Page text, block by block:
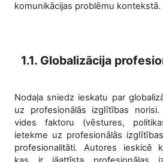
komunikācijas problēmu kontekstā.
1.1. Globalizācija
Nodaļa sniedz ieskatu par
uz profesionālās izglītības norisi.
vides faktoru (vēstures,
ietekme uz profesionālās
profesionalitāti. Autores ieskicē